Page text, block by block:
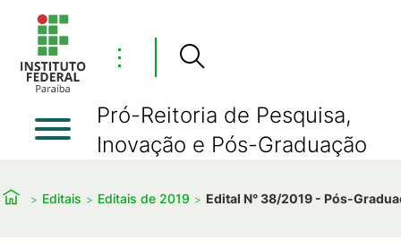
⋮
Pró-Reitoria de Pesquisa,
Inovação e Pós-Graduação
Editais Editais de 2019 Edital N° 38/2019 - Pós-